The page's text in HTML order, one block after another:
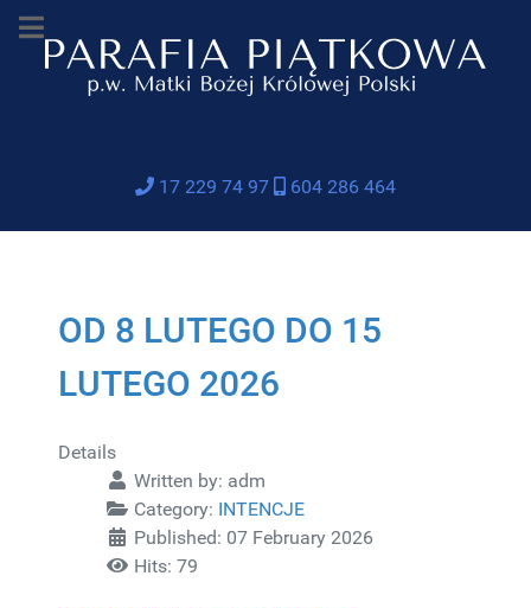
17 229 74 97 604 286 464
OD 8 LUTEGO DO 15
LUTEGO 2026
Details
Written by: adm
Category: INTENCJE
Published: 07 February 2026
Hits: 79